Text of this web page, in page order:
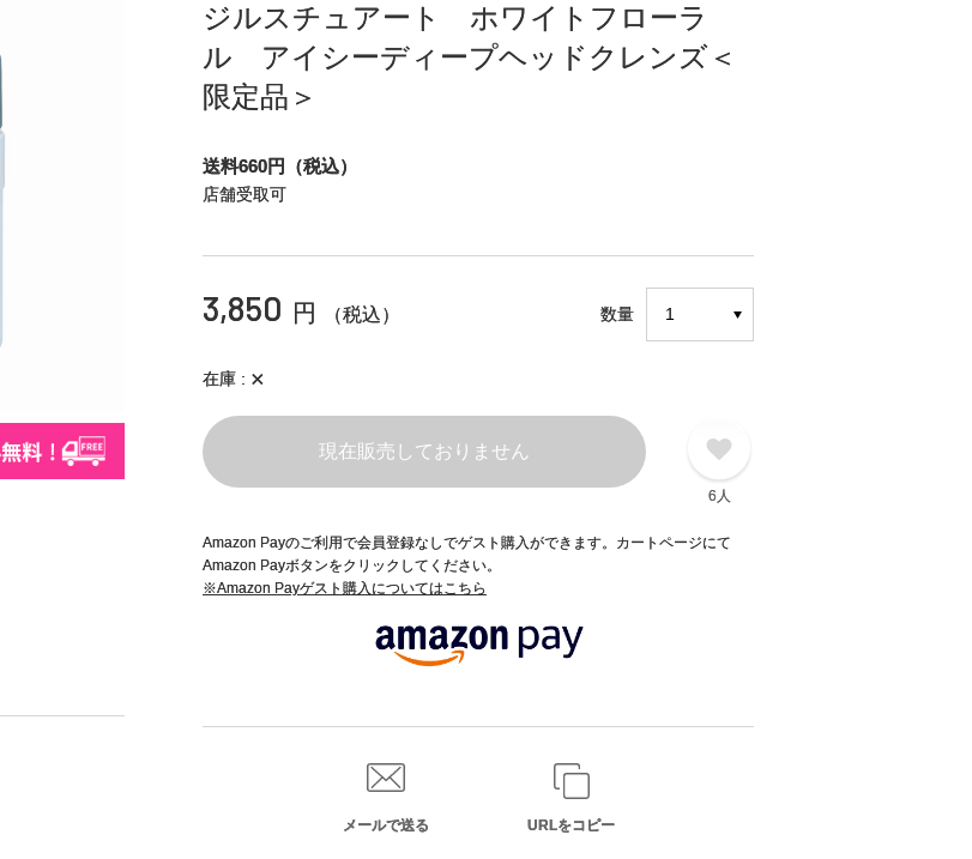
ジルスチュアート ホワイトフローラ
ル アイシーディープヘッドクレンズ＜
限定品＞
送料660円（税込）
店舗受取可
3,850 円 （税込） 数量
在庫 ×
現在販売しておりません
6人
Amazon Payのご利用で会員登録なしでゲスト購入ができます。カートページにて
Amazon Payボタンをクリックしてください。
※Amazon Payゲスト購入についてはこちら
メールで送る URLをコピー